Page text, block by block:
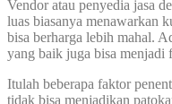
Vendor atau penyedia jasa
luas biasanya menawarkan
bisa berharga lebih mahal.
yang baik juga bisa menjadi
Itulah beberapa faktor
tidak bisa menjadikan